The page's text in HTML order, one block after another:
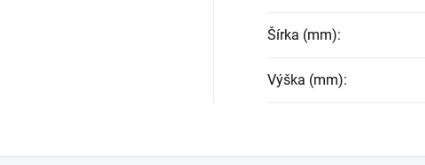
Šírka (mm):
Výška (mm):